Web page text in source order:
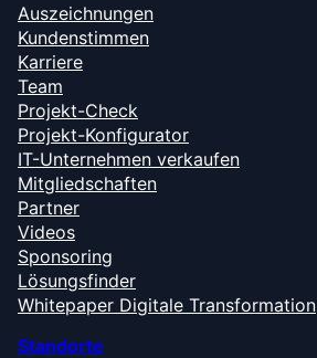
Auszeichnungen
Kundenstimmen
Karriere
Team
Projekt-Check
Projekt-Konfigurator
IT-Unternehmen verkaufen
Mitgliedschaften
Partner
Videos
Sponsoring
Lösungsfinder
Whitepaper Digitale Transformation
Standorte